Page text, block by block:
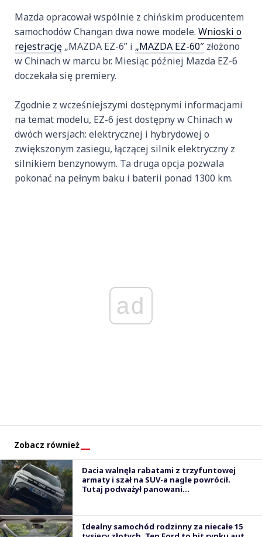
Mazda opracował wspólnie z chińskim producentem
samochodów Changan dwa nowe modele. Wnioski o
rejestrację „MAZDA EZ-6” i „MAZDA EZ-60″ złożono
w Chinach w marcu br. Miesiąc później Mazda EZ-6
doczekała się premiery.
Zgodnie z wcześniejszymi dostępnymi informacjami
na temat modelu, EZ-6 jest dostępny w Chinach w
dwóch wersjach: elektrycznej i hybrydowej o
zwiększonym zasiegu, łączącej silnik elektryczny z
silnikiem benzynowym. Ta druga opcja pozwala
pokonać na pełnym baku i baterii ponad 1300 km.
ad
Zobacz również
Dacia walnęła rabatami z trzyfuntowej
armaty i szał na SUV-a nagle powrócił.
Tutaj podważył panowani...
Idealny samochód rodzinny za niecałe 15